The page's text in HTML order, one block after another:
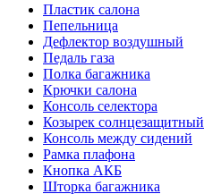
Пластик салона
Пепельница
Дефлектор воздушный
Педаль газа
Полка багажника
Крючки салона
Консоль селектора
Козырек солнцезащитный
Консоль между сидений
Рамка плафона
Кнопка АКБ
Шторка багажника